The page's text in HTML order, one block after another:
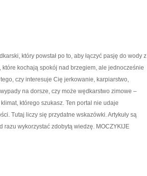
który powstał po to, aby łączyć pasję do wody z
które kochają spokój nad brzegiem, ale jednocześnie
czy interesuje Cię jerkowanie, karpiarstwo,
na dorsze, czy może wędkarstwo zimowe –
którego szukasz. Ten portal nie udaje
Tutaj liczy się przydatne wskazówki. Artykuły są
razu wykorzystać zdobytą wiedzę. MOCZYKIJE